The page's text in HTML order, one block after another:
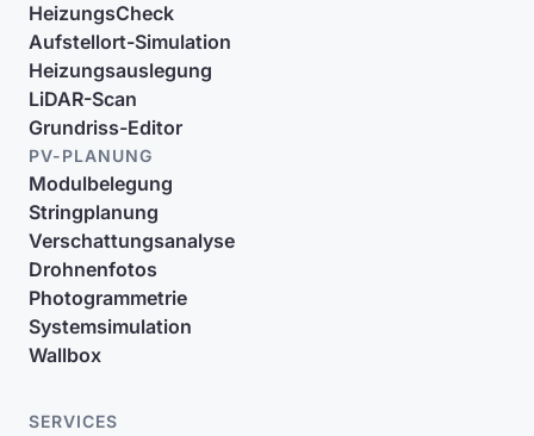
HeizungsCheck
Aufstellort-Simulation
Heizungsauslegung
LiDAR-Scan
Grundriss-Editor
PV-PLANUNG
Modulbelegung
Stringplanung
Verschattungsanalyse
Drohnenfotos
Photogrammetrie
Systemsimulation
Wallbox
SERVICES